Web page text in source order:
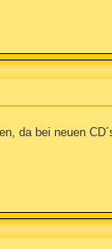
da bei neuen